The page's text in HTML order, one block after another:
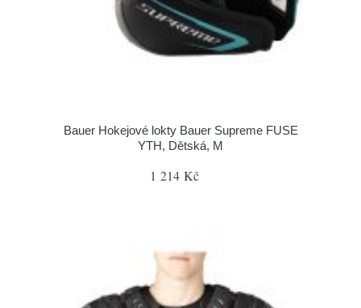
Bauer Hokejové lokty Bauer Supreme FUSE
YTH, Dětská, M
1 214 Kč